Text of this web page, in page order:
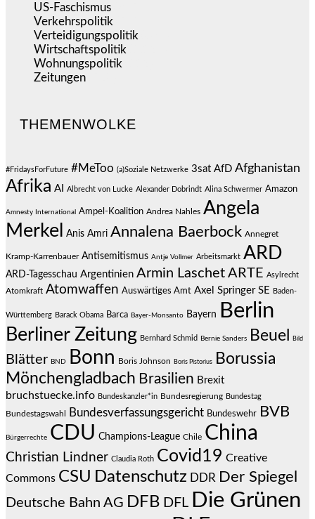
US-Faschismus
Verkehrspolitik
Verteidigungspolitik
Wirtschaftspolitik
Wohnungspolitik
Zeitungen
THEMENWOLKE
#FridaysForFuture #MeToo (a)Soziale Netzwerke 3sat AfD Afghanistan
Afrika AI Albrecht von Lucke Alexander Dobrindt Alina Schwermer Amazon
Amnesty International Ampel-Koalition Andrea Nahles Angela
Merkel
Anis Amri Annalena Baerbock Annegret
Kramp-Karrenbauer Antisemitismus Antje Vollmer Arbeitsmarkt ARD
ARD-Tagesschau Argentinien Armin Laschet ARTE Asylrecht
Atomkraft Atomwaffen Auswärtiges Amt Axel Springer SE Baden-
Württemberg Barack Obama Barca Bayer-Monsanto Bayern Berlin
Berliner Zeitung Bernhard Schmid Bernie Sanders Beuel Bild
Blätter BND Bonn Boris Johnson Boris Pistorius
Borussia
Mönchengladbach Brasilien Brexit
bruchstuecke.info Bundeskanzler*in Bundesregierung Bundestag
Bundestagswahl Bundesverfassungsgericht Bundeswehr BVB
Bürgerrechte CDU Champions-League Chile China
Christian Lindner Claudia Roth Covid19 Creative
Commons CSU Datenschutz DDR Der Spiegel
Deutsche Bahn AG DFB DFL Die Grünen